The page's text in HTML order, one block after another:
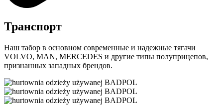
Транспорт
Наш табор в основном современные и надежные тягачи
VOLVO, MAN, MERCEDES и другие типы полуприцепов,
признанных западных брендов.